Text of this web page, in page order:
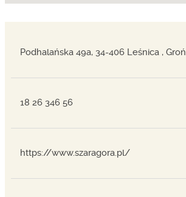
Podhalańska 49a, 34-406 Leśnica , Groń
18 26 346 56
https://www.szaragora.pl/